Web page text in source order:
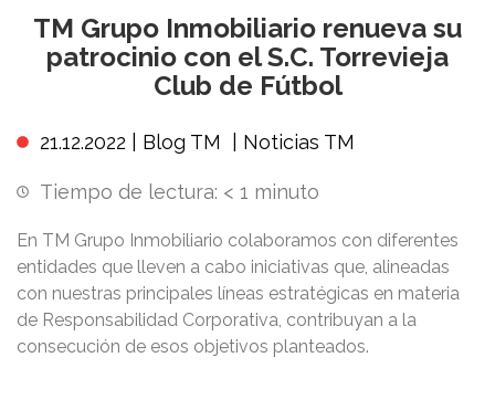
TM Grupo Inmobiliario renueva su
patrocinio con el S.C. Torrevieja
Club de Fútbol
21.12.2022 | Blog TM Noticias TM
Tiempo de lectura: < 1 minuto
En TM Grupo Inmobiliario colaboramos con diferentes
entidades que lleven a cabo iniciativas que, alineadas
con nuestras principales líneas estratégicas en materia
de Responsabilidad Corporativa, contribuyan a la
consecución de esos objetivos planteados.